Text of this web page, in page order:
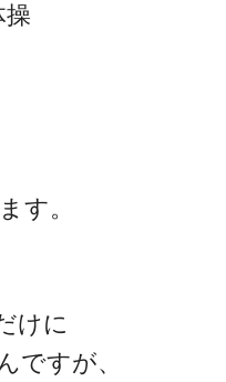
操
す。
けに
ですが、